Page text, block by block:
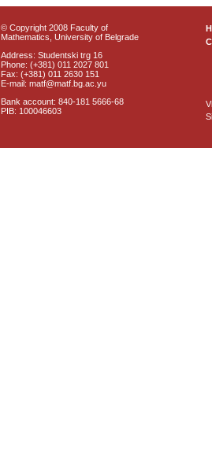
© Copyright 2008 Faculty of
Mathematics, University of Belgrade
Address: Studentski trg 16
Phone: (+381) 011 2027 801
Fax: (+381) 011 2630 151
E-mail: matf@matf.bg.ac.yu
Bank account: 840-181 5666-68
PIB: 100046603